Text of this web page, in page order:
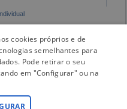
cookies próprios e de
semelhantes para
Pode retirar o seu
em "Configurar" ou na